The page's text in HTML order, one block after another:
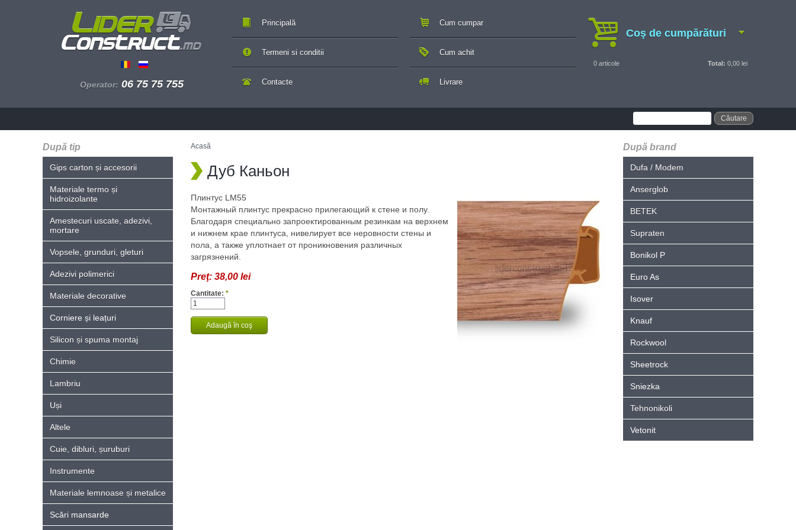
Operator: 06 75 75 755
Principală
Contacte
Cum cumpar
Cum achit
Livrare
Termeni si conditii
Coş de cumpărături
0 articole Total: 0,00 lei
După tip
Gips carton și accesorii
Materiale termo și
hidroizolante
Amestecuri uscate, adezivi,
mortare
Vopsele, grunduri, gleturi
Adezivi polimerici
Materiale decorative
Corniere și leațuri
Silicon și spuma montaj
Chimie
Lambriu
Uși
Altele
Cuie, dibluri, șuruburi
Instrumente
Materiale lemnoase și metalice
Scări mansarde
Acasă
Дуб Каньон
Плинтус LM55
Монтажный плинтус прекрасно прилегающий к стене и полу.
Благодаря специально запроектированным резинкам на верхнем
и нижнем крае плинтуса, нивелирует все неровности стены и
пола, а также уплотнает от проникновения различных
загрязнений.
Preţ: 38,00 lei
Cantitate: *
După brand
Dufa / Modem
Anserglob
BETEK
Supraten
Bonikol P
Euro As
Isover
Knauf
Rockwool
Sheetrock
Sniezka
Tehnonikoli
Vetonit